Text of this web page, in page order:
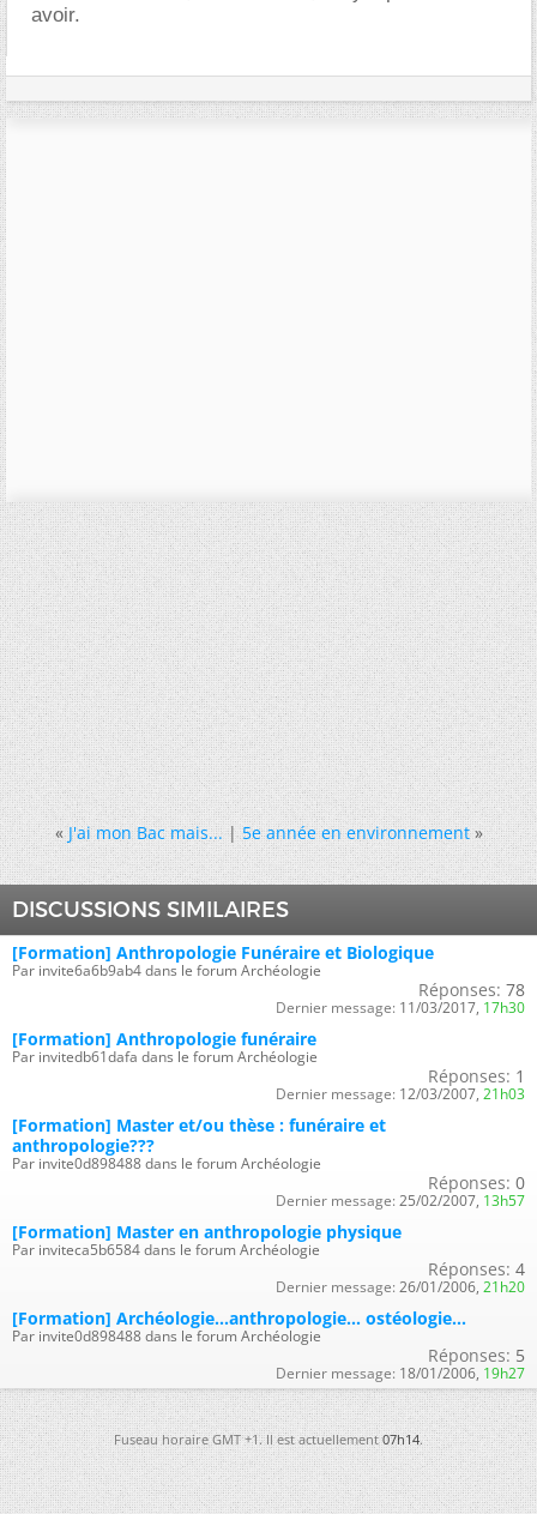
avoir.
« J'ai mon Bac mais...|5e année en environnement »
DISCUSSIONS SIMILAIRES
[Formation] Anthropologie Funéraire et Biologique
Par invite6a6b9ab4 dans le forum Archéologie
Réponses: 78
Dernier message: 11/03/2017, 17h30
[Formation] Anthropologie funéraire
Par invitedb61dafa dans le forum Archéologie
Réponses: 1
Dernier message: 12/03/2007, 21h03
[Formation] Master et/ou thèse : funéraire et
anthropologie???
Par invite0d898488 dans le forum Archéologie
Réponses: 0
Dernier message: 25/02/2007, 13h57
[Formation] Master en anthropologie physique
Par inviteca5b6584 dans le forum Archéologie
Réponses: 4
Dernier message: 26/01/2006, 21h20
[Formation] Archéologie...anthropologie... ostéologie...
Par invite0d898488 dans le forum Archéologie
Réponses: 5
Dernier message: 18/01/2006, 19h27
Fuseau horaire GMT +1. Il est actuellement07h14.